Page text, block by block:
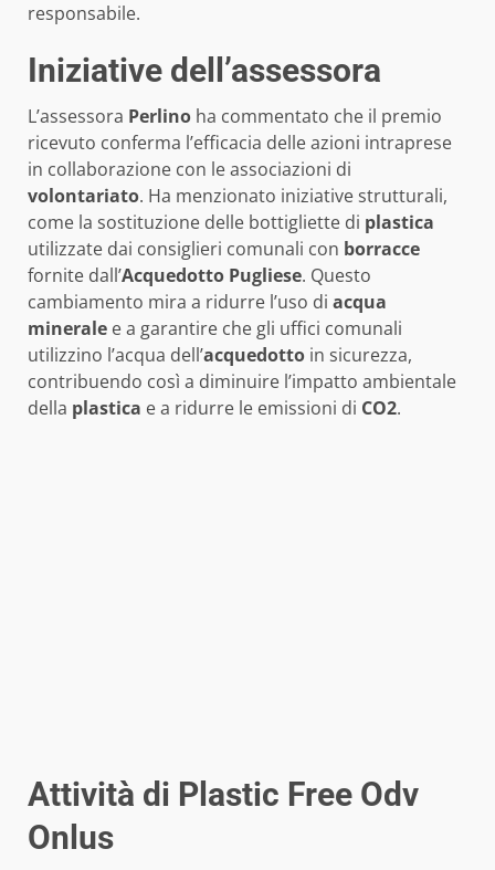
responsabile.
Iniziative dell’assessora
L’assessora Perlino ha commentato che il premio
ricevuto conferma l’efficacia delle azioni intraprese
in collaborazione con le associazioni di
volontariato. Ha menzionato iniziative strutturali,
come la sostituzione delle bottigliette di plastica
utilizzate dai consiglieri comunali con borracce
fornite dall’Acquedotto Pugliese. Questo
cambiamento mira a ridurre l’uso di acqua
minerale e a garantire che gli uffici comunali
utilizzino l’acqua dell’acquedotto in sicurezza,
contribuendo così a diminuire l’impatto ambientale
della plastica e a ridurre le emissioni di CO2.
Attività di Plastic Free Odv
Onlus